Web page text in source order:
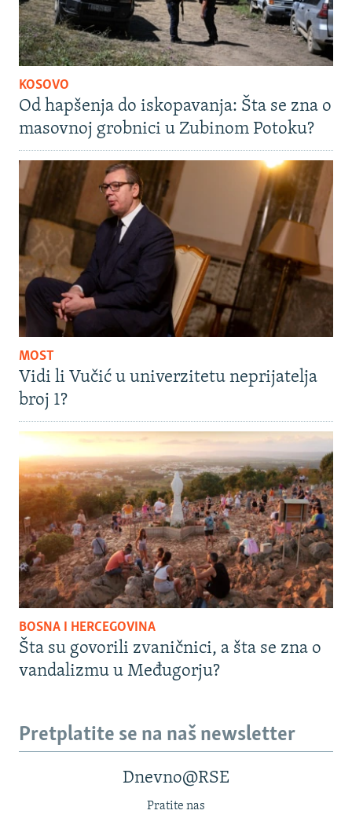
KOSOVO
Od hapšenja do iskopavanja: Šta se zna o
masovnoj grobnici u Zubinom Potoku?
MOST
Vidi li Vučić u univerzitetu neprijatelja
broj 1?
BOSNA I HERCEGOVINA
Šta su govorili zvaničnici, a šta se zna o
vandalizmu u Međugorju?
Pretplatite se na naš newsletter
Dnevno@RSE
Pratite nas